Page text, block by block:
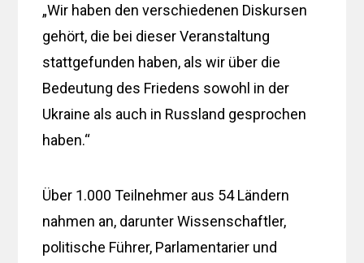
„Wir haben den verschiedenen Diskursen
gehört, die bei dieser Veranstaltung
stattgefunden haben, als wir über die
Bedeutung des Friedens sowohl in der
Ukraine als auch in Russland gesprochen
haben.“
Über 1.000 Teilnehmer aus 54 Ländern
nahmen an, darunter Wissenschaftler,
politische Führer, Parlamentarier und